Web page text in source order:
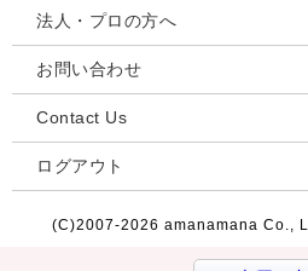
法人・プロの方へ
お問い合わせ
Contact Us
ログアウト
(C)2007-2026 amanamana Co.,